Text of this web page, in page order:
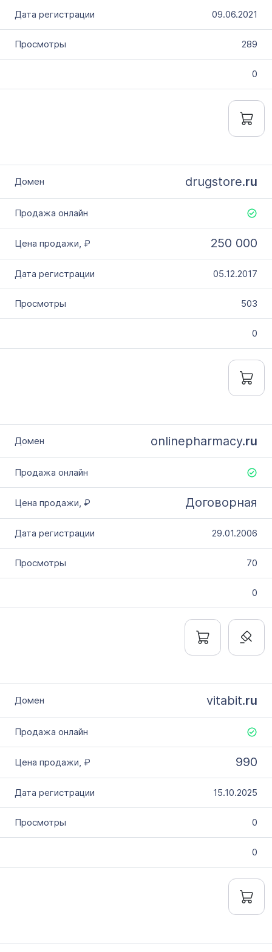
09.06.2021
289
0
drugstore.ru
250 000
05.12.2017
503
0
onlinepharmacy.ru
Договорная
29.01.2006
70
0
vitabit.ru
990
15.10.2025
0
0